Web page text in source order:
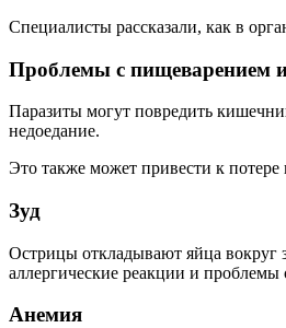
Специалисты рассказали, как в
Проблемы с пищеварением и
Паразиты могут повредить
недоедание.
Это также может привести к потере
Зуд
Острицы откладывают яйца вокруг
аллергические реакции и
Анемия